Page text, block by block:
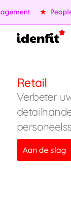
★ People
Retail
Verbeter
Aan de slag